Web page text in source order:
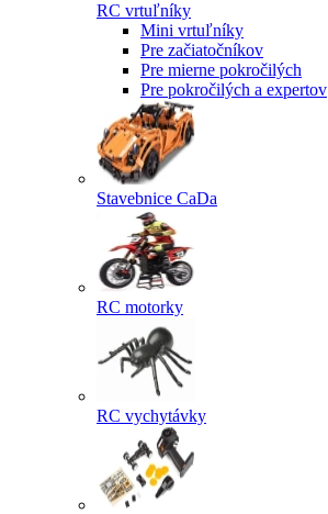
RC vrtuľníky
Mini vrtuľníky
Pre začiatočníkov
Pre mierne pokročilých
Pre pokročilých a expertov
Stavebnice CaDa
RC motorky
RC vychytávky